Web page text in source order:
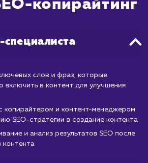
варьироваться и
контента,
первые результаты от
могут стать заметными
после публикации
более
устойчивого роста